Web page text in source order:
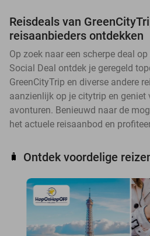
Reisdeals van
reisaanbieders ontdekken
Op zoek naar een scherpe deal
Social Deal ontdek je geregeld
GreenCityTrip en diverse andere
aanzienlijk op je citytrip en geniet
avonturen. Benieuwd naar de
het actuele reisaanbod en
🧳 Ontdek voordelige